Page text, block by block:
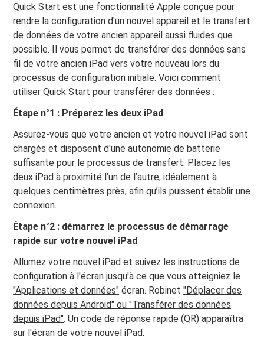
Quick Start est une fonctionnalité Apple conçue pour
rendre la configuration d'un nouvel appareil et le transfert
de données de votre ancien appareil aussi fluides que
possible. Il vous permet de transférer des données sans
fil de votre ancien iPad vers votre nouveau lors du
processus de configuration initiale. Voici comment
utiliser Quick Start pour transférer des données :
Étape n°1 : Préparez les deux iPad
Assurez-vous que votre ancien et votre nouvel iPad sont
chargés et disposent d'une autonomie de batterie
suffisante pour le processus de transfert. Placez les
deux iPad à proximité l’un de l’autre, idéalement à
quelques centimètres près, afin qu’ils puissent établir une
connexion.
Étape n°2 : démarrez le processus de démarrage
rapide sur votre nouvel iPad
Allumez votre nouvel iPad et suivez les instructions de
configuration à l'écran jusqu'à ce que vous atteigniez le
"Applications et données" écran. Robinet"Déplacer des
données depuis Android" ou "Transférer des données
depuis iPad". Un code de réponse rapide (QR) apparaîtra
sur l'écran de votre nouvel iPad.